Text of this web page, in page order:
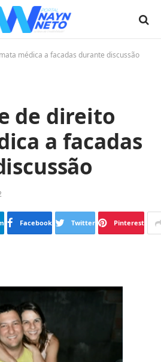
médica a facadas durante discussão
de direito
a facadas
Facebook Twitter Pinterest